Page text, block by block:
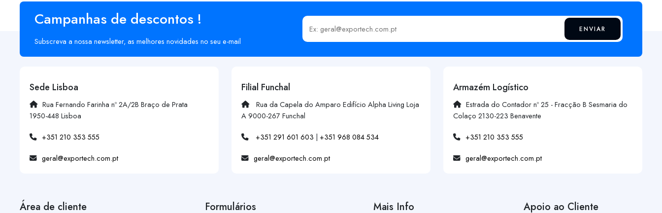
Campanhas de descontos !
Subscreva a nossa newsletter, as melhores novidades no seu e-mail
Insira o seu email ENVIAR
Sede Lisboa
Rua Fernando Farinha nº 2A/2B Braço de Prata
1950-448 Lisboa
+351 210 353 555
geral@exportech.com.pt
Filial Funchal
Rua da Capela do Amparo Edifício Alpha Living Loja
A 9000-267 Funchal
+351 291 601 603 | +351 968 084 534
geral@exportech.com.pt
Armazém Logístico
Estrada do Contador nº 25 - Fracção B Sesmaria do
Colaço 2130-223 Benavente
+351 210 353 555
geral@exportech.com.pt
Área de cliente Formulários Mais Info Apoio ao Cliente